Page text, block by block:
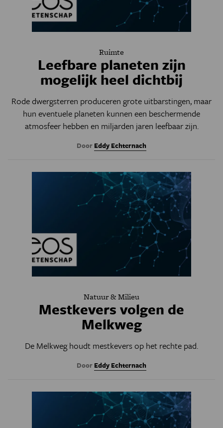
Ruimte
Leefbare planeten zijn
mogelijk heel dichtbij
Rode dwergsterren produceren grote uitbarstingen, maar
hun eventuele planeten kunnen een beschermende
atmosfeer hebben en miljarden jaren leefbaar zijn.
Door Eddy Echternach
Natuur & Milieu
Mestkevers volgen de
Melkweg
De Melkweg houdt mestkevers op het rechte pad.
Door Eddy Echternach